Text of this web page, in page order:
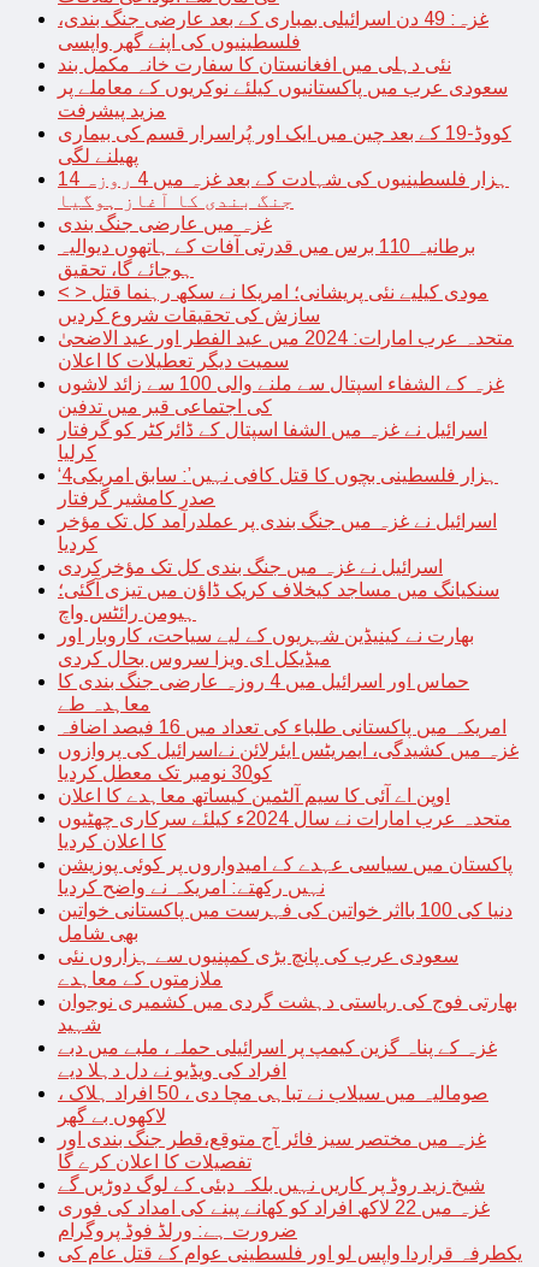
غزہ: 49 دن اسرائیلی بمباری کے بعد عارضی جنگ بندی،
فلسطینیوں کی اپنے گھر واپسی
نئی دہلی میں افغانستان کا سفارت خانہ مکمل بند
سعودی عرب میں پاکستانیوں کیلئے نوکریوں کے معاملے پر
مزید پیشرفت
کووڈ-19 کے بعد چین میں ایک اور پُراسرار قسم کی بیماری
پھیلنے لگی
14 ہزار فلسطینیوں کی شہادت کے بعد غزہ میں 4 روزہ
جنگ بندی کا آغاز ہوگیا
غزہ میں عارضی جنگ بندی
برطانیہ 110 برس میں قدرتی آفات کے ہاتھوں دیوالیہ
ہوجائے گا، تحقیق
< > مودی کیلیے نئی پریشانی؛ امریکا نے سکھ رہنما قتل
سازش کی تحقیقات شروع کردیں
متحدہ عرب امارات: 2024 میں عید الفطر اور عید الاضحیٰ
سمیت دیگر تعطیلات کا اعلان
غزہ کے الشفاء اسپتال سے ملنے والی 100 سے زائد لاشوں
کی اجتماعی قبر میں تدفین
اسرائیل نے غزہ میں الشفا اسپتال کے ڈائرکٹر کو گرفتار
کرلیا
‘4ہزار فلسطینی بچوں کا قتل کافی نہیں’: سابق امریکی
صدر کامشیر گرفتار
اسرائیل نے غزہ میں جنگ بندی پر عملدرآمد کل تک مؤخر
کردیا
اسرائیل نے غزہ میں جنگ بندی کل تک مؤخرکردی
سنکیانگ میں مساجد کیخلاف کریک ڈاؤن میں تیزی آگئی؛
ہیومن رائٹس واچ
بھارت نے کینیڈین شہریوں کے لیے سیاحت، کاروبار اور
میڈیکل ای ویزا سروس بحال کردی
حماس اور اسرائیل میں 4 روزہ عارضی جنگ بندی کا
معاہدہ طے
امریکہ میں پاکستانی طلباء کی تعداد میں 16 فیصد اضافہ
غزہ میں کشیدگی، ایمریٹس ایئرلائن نےاسرائیل کی پروازوں
کو30 نومبر تک معطل کردیا
اوپن اے آئی کا سیم آلٹمین کیساتھ معاہدے کا اعلان
متحدہ عرب امارات نے سال 2024ء کیلئے سرکاری چھٹیوں
کا اعلان کردیا
پاکستان میں سیاسی عہدے کے امیدواروں پر کوئی پوزیشن
نہیں رکھتے: امریکہ نے واضح کردیا
دنیا کی 100 بااثر خواتین کی فہرست میں پاکستانی خواتین
بھی شامل
سعودی عرب کی پانچ بڑی کمپنیوں سے ہزاروں نئی
ملازمتوں کے معاہدے
بھارتی فوج کی ریاستی دہشت گردی میں کشمیری نوجوان
شہید
غزہ کے پناہ گزین کیمپ پر اسرائیلی حملہ، ملبے میں دبے
افراد کی ویڈیو نے دل دہلا دیے
صومالیہ میں سیلاب نے تباہی مچا دی ، 50 افراد ہلاک ،
لاکھوں بے گھر
غزہ میں مختصر سیز فائر آج متوقع،قطر جنگ بندی اور
تفصیلات کا اعلان کرے گا
شیخ زید روڈ پر کاریں نہیں بلکہ دبئی کے لوگ دوڑیں گے
غزہ میں 22 لاکھ افراد کو کھانے پینے کی امداد کی فوری
ضرورت ہے: ورلڈ فوڈ پروگرام
یکطرفہ قراردا واپس لو اور فلسطینی عوام کے قتل عام کی